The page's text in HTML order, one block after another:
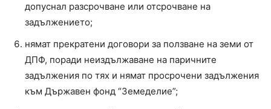
допуснал разсрочване или отсрочване на
задължението;
нямат прекратени договори за ползване на земи от
ДПФ, поради неиздължаване на паричните
задължения по тях и нямат просрочени задължения
към Държавен фонд “Земеделие”;